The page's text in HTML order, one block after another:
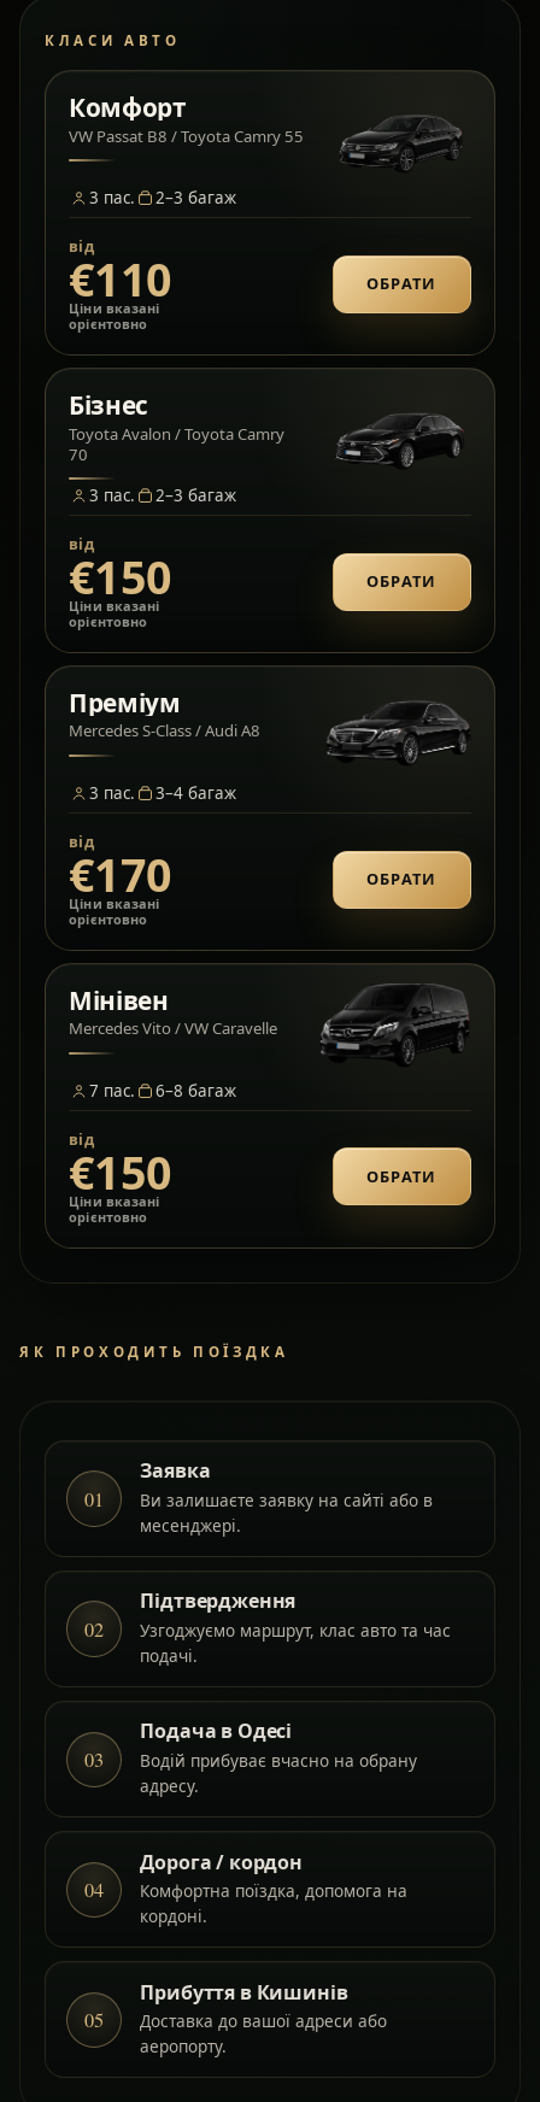
КЛАСИ АВТО
Комфорт
VW Passat B8 / Toyota Camry 55
3 пас. 2–3 багаж
від
€110
Ціни вказані
орієнтовно
ОБРАТИ
Бізнес
Toyota Avalon / Toyota Camry
70
3 пас. 2–3 багаж
від
€150
Ціни вказані
орієнтовно
ОБРАТИ
Преміум
Mercedes S-Class / Audi A8
3 пас. 3–4 багаж
від
€170
Ціни вказані
орієнтовно
ОБРАТИ
Мінівен
Mercedes Vito / VW Caravelle
7 пас. 6–8 багаж
від
€150
Ціни вказані
орієнтовно
ОБРАТИ
ЯК ПРОХОДИТЬ ПОЇЗДКА
01
Заявка
Ви залишаєте заявку на сайті або в
месенджері.
02
Підтвердження
Узгоджуємо маршрут, клас авто та час
подачі.
03
Подача в Одесі
Водій прибуває вчасно на обрану
адресу.
04
Дорога / кордон
Комфортна поїздка, допомога на
кордоні.
05
Прибуття в Кишинів
Доставка до вашої адреси або
аеропорту.